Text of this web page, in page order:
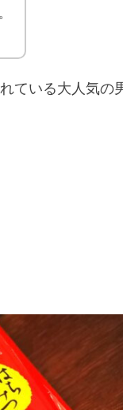
ている大人気の